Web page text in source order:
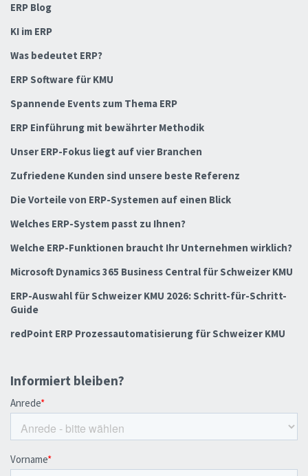
ERP Blog
KI im ERP
Was bedeutet ERP?
ERP Software für KMU
Spannende Events zum Thema ERP
ERP Einführung mit bewährter Methodik
Unser ERP-Fokus liegt auf vier Branchen
Zufriedene Kunden sind unsere beste Referenz
Die Vorteile von ERP-Systemen auf einen Blick
Welches ERP-System passt zu Ihnen?
Welche ERP-Funktionen braucht Ihr Unternehmen wirklich?
Microsoft Dynamics 365 Business Central für Schweizer KMU
ERP-Auswahl für Schweizer KMU 2026: Schritt-für-Schritt-
Guide
redPoint ERP Prozessautomatisierung für Schweizer KMU
Informiert bleiben?